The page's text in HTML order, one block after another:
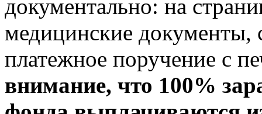
документально: на
медицинские документы,
платежное поручение с
внимание, что 100%